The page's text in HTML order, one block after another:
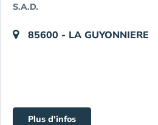
S.A.D.
85600 - LA GUYONNIERE
Plus d'infos